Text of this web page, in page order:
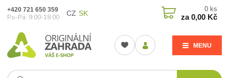
CZ SK
MENU
+420 721 650 359
Po-Pá: 9:00-18:00
0 ks
za0,00 Kč